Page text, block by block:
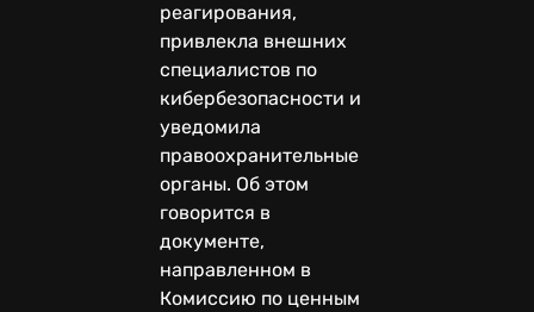
реагирования,
привлекла внешних
специалистов по
кибербезопасности и
уведомила
правоохранительные
органы. Об этом
говорится в
документе,
направленном в
Комиссию по ценным